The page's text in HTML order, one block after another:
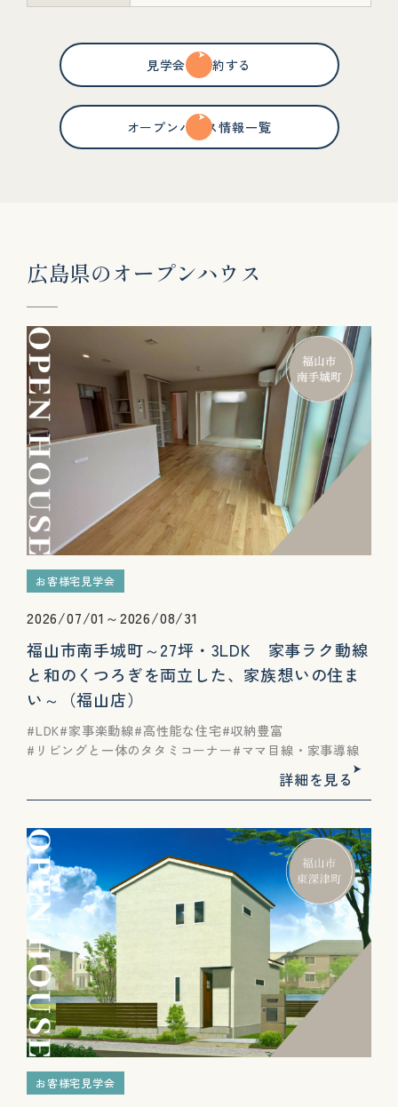
見学会を予約する
オープンハウス情報一覧
広島県のオープンハウ ス
お客様宅見学会
2026/07/01～2026/08/31
福山市南手城町～27坪・3LDK 家事ラク動線
と和のくつろぎを両立した、家族想いの住ま
い～（福山店）
LDK 家事楽動線 高性能な住宅 収納豊富
リビングと一体のタタミコーナー
ママ目線・家事導線
詳細を見る
お客様宅見学会